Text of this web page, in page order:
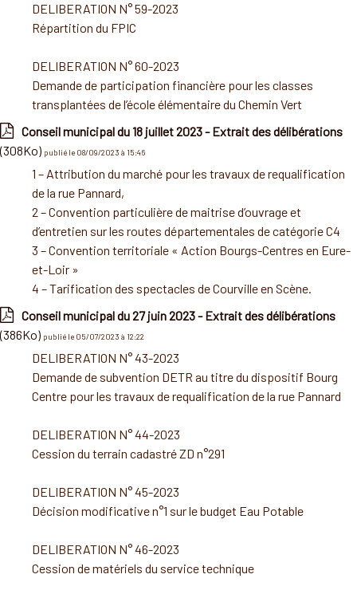
DELIBERATION N° 59-2023
Répartition du FPIC
DELIBERATION N° 60-2023
Demande de participation financière pour les classes
transplantées de l’école élémentaire du Chemin Vert
Conseil municipal du 18 juillet 2023 - Extrait des délibérations
(308Ko) publié le 08/09/2023 à 15:46
1 – Attribution du marché pour les travaux de requalification
de la rue Pannard,
2 – Convention particulière de maitrise d’ouvrage et
d’entretien sur les routes départementales de catégorie C4
3 – Convention territoriale « Action Bourgs-Centres en Eure-
et-Loir »
4 – Tarification des spectacles de Courville en Scène.
Conseil municipal du 27 juin 2023 - Extrait des délibérations
(386Ko) publié le 05/07/2023 à 12:22
DELIBERATION N° 43-2023
Demande de subvention DETR au titre du dispositif Bourg
Centre pour les travaux de requalification de la rue Pannard
DELIBERATION N° 44-2023
Cession du terrain cadastré ZD n°291
DELIBERATION N° 45-2023
Décision modificative n°1 sur le budget Eau Potable
DELIBERATION N° 46-2023
Cession de matériels du service technique